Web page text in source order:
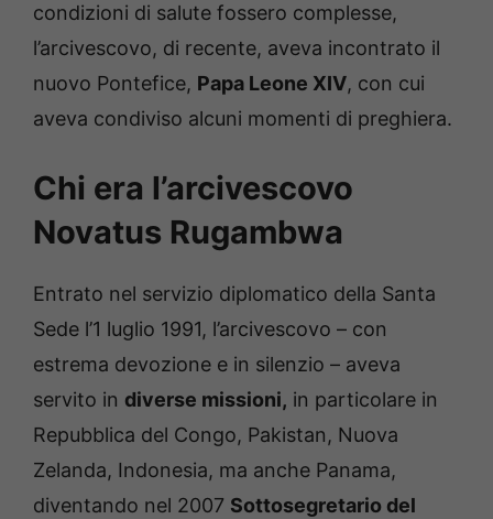
condizioni di salute fossero complesse,
l’arcivescovo, di recente, aveva incontrato il
nuovo Pontefice, Papa Leone XIV, con cui
aveva condiviso alcuni momenti di preghiera.
Chi era l’arcivescovo
Novatus Rugambwa
Entrato nel servizio diplomatico della Santa
Sede l’1 luglio 1991, l’arcivescovo – con
estrema devozione e in silenzio – aveva
servito in diverse missioni, in particolare in
Repubblica del Congo, Pakistan, Nuova
Zelanda, Indonesia, ma anche Panama,
diventando nel 2007 Sottosegretario del